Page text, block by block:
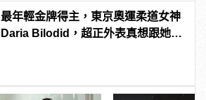
最年輕金牌得主，東京奧運柔道女神
Daria Bilodid，超正外表真想跟她對